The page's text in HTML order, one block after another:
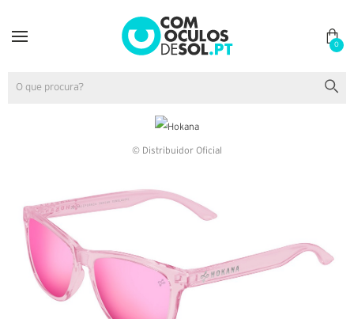
0
© Distribuidor Oficial